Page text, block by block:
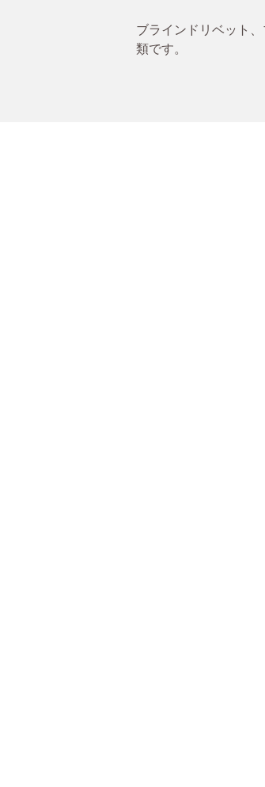
ブラインドリベット
類です。